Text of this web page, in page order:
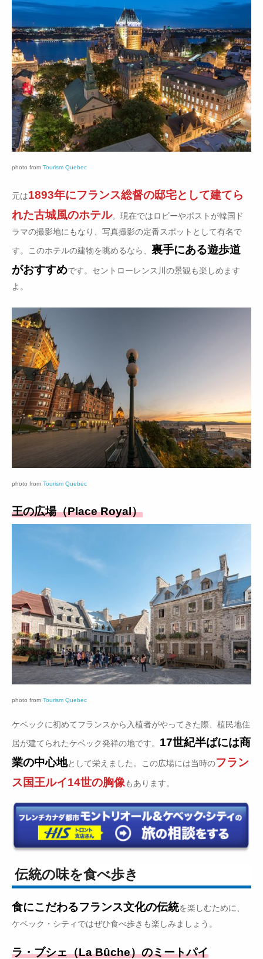
photo from Tourism Quebec
元は1893年にフランス総督の邸宅として建てら
れた古城風のホテル。現在ではロビーやポストが韓国ド
ラマの撮影地にもなり、写真撮影の定番スポットとして有名で
す。このホテルの建物を眺めるなら、 裏手にある遊歩道
がおすすめです。セントローレンス川の景観も楽しめます
よ。
photo from Tourism Quebec
王の広場（Place Royal）
photo from Tourism Quebec
ケベックに初めてフランスから入植者がやってきた際、植民地住
居が建てられたケベック発祥の地です。 17世紀半ばには商
業の中心地として栄えました。この広場には当時のフラン
ス国王ルイ14世の胸像もあります。
伝統の味を食べ歩き
食にこだわるフランス文化の伝統を楽しむために、
ケベック・シティではぜひ食べ歩きも楽しみましょう。
ラ・ブシェ（La Bûche）のミートパイ